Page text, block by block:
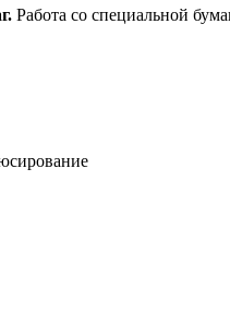
Работа со специальной